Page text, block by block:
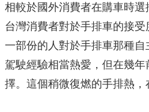
相較於國外消費者在購車時選
台灣消費者對於手排車的接
一部份的人對於手排車那種
駕駛經驗相當熱愛，但在幾
擇。這個稍微復燃的手排熱，